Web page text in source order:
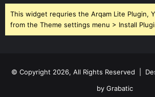
This widget requries the Arqam Lite Plugin,
from the Theme settings menu > Install
© Copyright 2026, All Rights Reserved |
by Grabatic